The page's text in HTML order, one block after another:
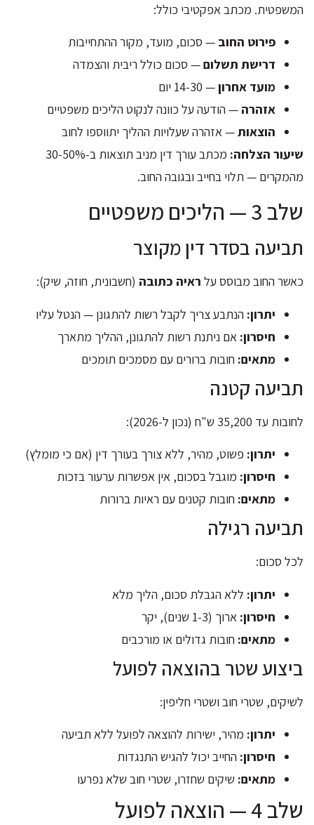
המשפטית. מכתב אפקטיבי כולל:
פירוט החוב — סכום, מועד, מקור ההתחייבות
דרישת תשלום— סכום כולל ריבית והצמדה
מועד אחרון— 14-30 יום
אזהרה — הודעה על כוונה לנקוט הליכים משפטיים
הוצאות— אזהרה שעלויות ההליך יתווספו לחוב
שיעור הצלחה:
מכתב עורך דין מניב תוצאות ב-30-50%
מהמקרים — תלוי בחייב ובגובה החוב.
שלב 3 — הליכים משפטיים
תביעה בסדר דין מקוצר
כאשר החוב מבוסס על ראיה כתובה (חשבונית, חוזה, שיק):
יתרון: הנתבע צריך לקבל רשות להתגונן — הנטל עליו
חיסרון: אם ניתנת רשות להתגונן, ההליך מתארך
מתאים: חובות ברורים עם מסמכים תומכים
תביעה קטנה
לחובות עד 35,200 ש"ח (נכון ל-2026):
יתרון: פשוט, מהיר, ללא צורך בעורך דין (אם כי מומלץ)
חיסרון: מוגבל בסכום, אין אפשרות ערעור בזכות
מתאים: חובות קטנים עם ראיות ברורות
תביעה רגילה
לכל סכום:
יתרון: ללא הגבלת סכום, הליך מלא
חיסרון: ארוך (1-3 שנים), יקר
מתאים: חובות גדולים או מורכבים
ביצוע שטר בהוצאה לפועל
לשיקים, שטרי חוב ושטרי חליפין:
יתרון: מהיר, ישירות להוצאה לפועל ללא תביעה
חיסרון: החייב יכול להגיש התנגדות
מתאים: שיקים שחזרו, שטרי חוב שלא נפרעו
שלב 4 — הוצאה לפועל